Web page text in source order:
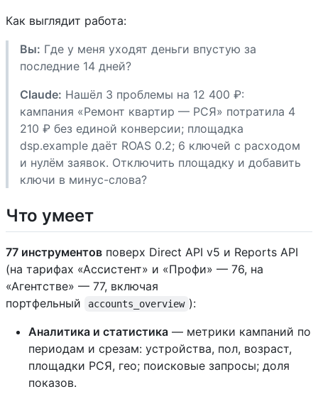
Как выглядит работа:
Вы: Где у меня уходят деньги впустую за
последние 14 дней?
Claude: Нашёл 3 проблемы на 12 400 ₽:
кампания «Ремонт квартир — РСЯ» потратила 4
210 ₽ без единой конверсии; площадка
dsp.example даёт ROAS 0.2; 6 ключей с расходом
и нулём заявок. Отключить площадку и добавить
ключи в минус-слова?
Что умеет
77 инструментов поверх Direct API v5 и Reports API
(на тарифах «Ассистент» и «Профи» — 76, на
«Агентстве» — 77, включая
портфельный
accounts_overview ):
Аналитика и статистика — метрики кампаний по
периодам и срезам: устройства, пол, возраст,
площадки РСЯ, гео; поисковые запросы; доля
показов.